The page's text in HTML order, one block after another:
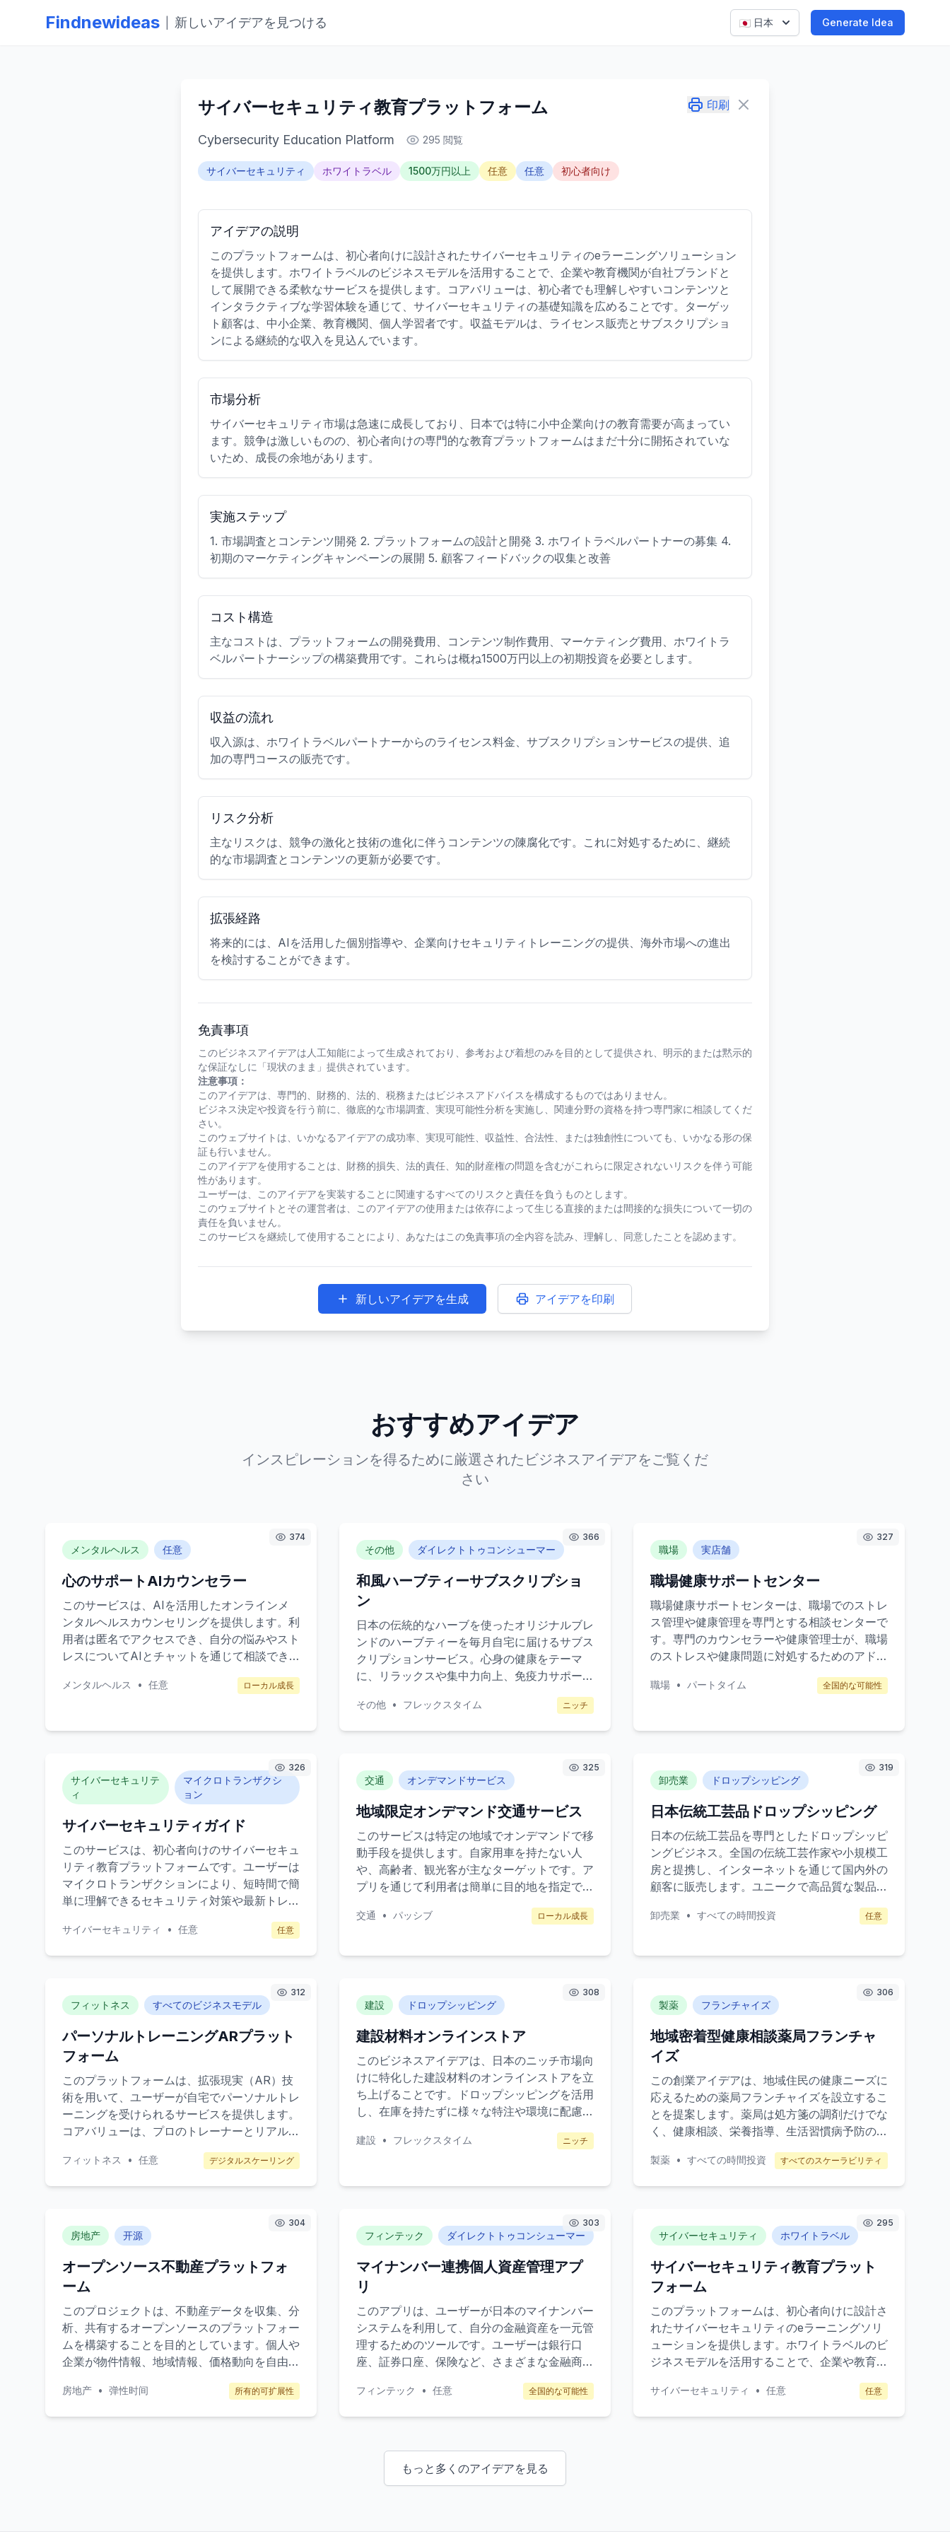
Findnewideas 新しいアイデアを見つける 日本 Generate Idea
サイバーセキュリティ教育プラットフォーム 印刷
Cybersecurity Education Platform 295 閲覧
サイバーセキュリティ ホワイトラベル 1500万円以上 任意 任意 初心者向け
アイデアの説明
このプラットフォームは、初心者向けに設計されたサイバーセキュリティのeラーニングソリューション
を提供します。ホワイトラベルのビジネスモデルを活用することで、企業や教育機関が自社ブランドと
して展開できる柔軟なサービスを提供します。コアバリューは、初心者でも理解しやすいコンテンツと
インタラクティブな学習体験を通じて、サイバーセキュリティの基礎知識を広めることです。ターゲッ
ト顧客は、中小企業、教育機関、個人学習者です。収益モデルは、ライセンス販売とサブスクリプショ
ンによる継続的な収入を見込んでいます。
市場分析
サイバーセキュリティ市場は急速に成長しており、日本では特に小中企業向けの教育需要が高まってい
ます。競争は激しいものの、初心者向けの専門的な教育プラットフォームはまだ十分に開拓されていな
いため、成長の余地があります。
実施ステップ
1. 市場調査とコンテンツ開発 2. プラットフォームの設計と開発 3. ホワイトラベルパートナーの募集 4.
初期のマーケティングキャンペーンの展開 5. 顧客フィードバックの収集と改善
コスト構造
主なコストは、プラットフォームの開発費用、コンテンツ制作費用、マーケティング費用、ホワイトラ
ベルパートナーシップの構築費用です。これらは概ね1500万円以上の初期投資を必要とします。
収益の流れ
収入源は、ホワイトラベルパートナーからのライセンス料金、サブスクリプションサービスの提供、追
加の専門コースの販売です。
リスク分析
主なリスクは、競争の激化と技術の進化に伴うコンテンツの陳腐化です。これに対処するために、継続
的な市場調査とコンテンツの更新が必要です。
拡張経路
将来的には、AIを活用した個別指導や、企業向けセキュリティトレーニングの提供、海外市場への進出
を検討することができます。
免責事項
このビジネスアイデアは人工知能によって生成されており、参考および着想のみを目的として提供され、明示的または黙示的
な保証なしに「現状のまま」提供されています。
注意事項：
このアイデアは、専門的、財務的、法的、税務またはビジネスアドバイスを構成するものではありません。
ビジネス決定や投資を行う前に、徹底的な市場調査、実現可能性分析を実施し、関連分野の資格を持つ専門家に相談してくだ
さい。
このウェブサイトは、いかなるアイデアの成功率、実現可能性、収益性、合法性、または独創性についても、いかなる形の保
証も行いません。
このアイデアを使用することは、財務的損失、法的責任、知的財産権の問題を含むがこれらに限定されないリスクを伴う可能
性があります。
ユーザーは、このアイデアを実装することに関連するすべてのリスクと責任を負うものとします。
このウェブサイトとその運営者は、このアイデアの使用または依存によって生じる直接的または間接的な損失について一切の
責任を負いません。
このサービスを継続して使用することにより、あなたはこの免責事項の全内容を読み、理解し、同意したことを認めます。
新しいアイデアを生成 アイデアを印刷
おすすめアイデア
インスピレーションを得るために厳選されたビジネスアイデアをご覧くだ
さい
374
メンタルヘルス 任意
心のサポートAIカウンセラー
このサービスは、AIを活用したオンラインメ
ンタルヘルスカウンセリングを提供します。利
用者は匿名でアクセスでき、自分の悩みやスト
レスについてAIとチャットを通じて相談でき
合わせたアドバイスやストレス管理の方法を提
能が増加します。
メンタルヘルス • 任意 ローカル成長
366
その他 ダイレクトトゥコンシューマー
和風ハーブティーサブスクリプショ
ン
日本の伝統的なハーブを使ったオリジナルブレ
ンドのハーブティーを毎月自宅に届けるサブス
クリプションサービス。心身の健康をテーマ
に、リラックスや集中力向上、免疫力サポート
ットは健康に関心がある20代から40代の男
その他 • フレックスタイム ニッチ
327
職場 実店舗
職場健康サポートセンター
職場健康サポートセンターは、職場でのストレ
ス管理や健康管理を専門とする相談センターで
す。専門のカウンセラーや健康管理士が、職場
のストレスや健康問題に対処するためのアドバ
は、企業や団体の従業員です。収益は、企業契
職場 • パートタイム 全国的な可能性
326
サイバーセキュリテ
ィ
マイクロトランザクシ
ョン
サイバーセキュリティガイド
このサービスは、初心者向けのサイバーセキュ
リティ教育プラットフォームです。ユーザーは
マイクロトランザクションにより、短時間で簡
単に理解できるセキュリティ対策や最新トレン
ます。ターゲット顧客は、個人のインターネッ
サイバーセキュリティ • 任意 任意
325
交通 オンデマンドサービス
地域限定オンデマンド交通サービス
このサービスは特定の地域でオンデマンドで移
動手段を提供します。自家用車を持たない人
や、高齢者、観光客が主なターゲットです。ア
プリを通じて利用者は簡単に目的地を指定で
金は距離と時間に基づいて計算され、ドライバ
交通 • パッシブ ローカル成長
319
卸売業 ドロップシッピング
日本伝統工芸品ドロップシッピング
日本の伝統工芸品を専門としたドロップシッピ
ングビジネス。全国の伝統工芸作家や小規模工
房と提携し、インターネットを通じて国内外の
顧客に販売します。ユニークで高品質な製品を
活性化を図ります。ターゲット顧客は、伝統文
ンテリアデザイナー、ギフトショップなど。
卸売業 • すべての時間投資 任意
312
フィットネス すべてのビジネスモデル
パーソナルトレーニングARプラット
フォーム
このプラットフォームは、拡張現実（AR）技
術を用いて、ユーザーが自宅でパーソナルトレ
ーニングを受けられるサービスを提供します。
コアバリューは、プロのトレーナーとリアルタ
ることです。目標顧客は、忙しくてジムに通う
は、月額サブスクリプションとプレミアムコン
テンツの販売によるものです。
フィットネス • 任意 デジタルスケーリング
308
建設 ドロップシッピング
建設材料オンラインストア
このビジネスアイデアは、日本のニッチ市場向
けに特化した建設材料のオンラインストアを立
ち上げることです。ドロップシッピングを活用
し、在庫を持たずに様々な特注や環境に配慮し
規模な施工業者やDIY愛好者で、特に特異な材
建設 • フレックスタイム ニッチ
306
製薬 フランチャイズ
地域密着型健康相談薬局フランチャ
イズ
この創業アイデアは、地域住民の健康ニーズに
応えるための薬局フランチャイズを設立するこ
とを提案します。薬局は処方箋の調剤だけでな
く、健康相談、栄養指導、生活習慣病予防のた
客は、高齢者や健康意識の高い地域住民です。
製薬 • すべての時間投資 すべてのスケーラビリティ
304
房地产 开源
オープンソース不動産プラットフォ
ーム
このプロジェクトは、不動産データを収集、分
析、共有するオープンソースのプラットフォー
ムを構築することを目的としています。個人や
企業が物件情報、地域情報、価格動向を自由に
より、透明性の向上と、ユーザーがより良い不
房地产 • 弹性时间 所有的可扩展性
303
フィンテック ダイレクトトゥコンシューマー
マイナンバー連携個人資産管理アプ
リ
このアプリは、ユーザーが日本のマイナンバー
システムを利用して、自分の金融資産を一元管
理するためのツールです。ユーザーは銀行口
座、証券口座、保険など、さまざまな金融商品
を確認できます。ターゲット顧客は、資産管理
フィンテック • 任意 全国的な可能性
295
サイバーセキュリティ ホワイトラベル
サイバーセキュリティ教育プラット
フォーム
このプラットフォームは、初心者向けに設計さ
れたサイバーセキュリティのeラーニングソリ
ューションを提供します。ホワイトラベルのビ
ジネスモデルを活用することで、企業や教育機
ビスを提供します。コアバリューは、初心者で
サイバーセキュリティ • 任意 任意
もっと多くのアイデアを見る